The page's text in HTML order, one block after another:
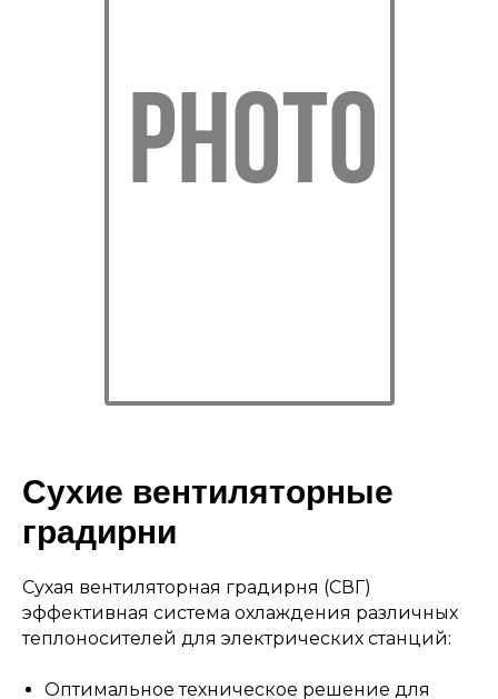
Сухие вентиляторные
градирни
Сухая вентиляторная градирня (СВГ)
эффективная система охлаждения различных
теплоносителей для электрических станций:
Оптимальное техническое решение для